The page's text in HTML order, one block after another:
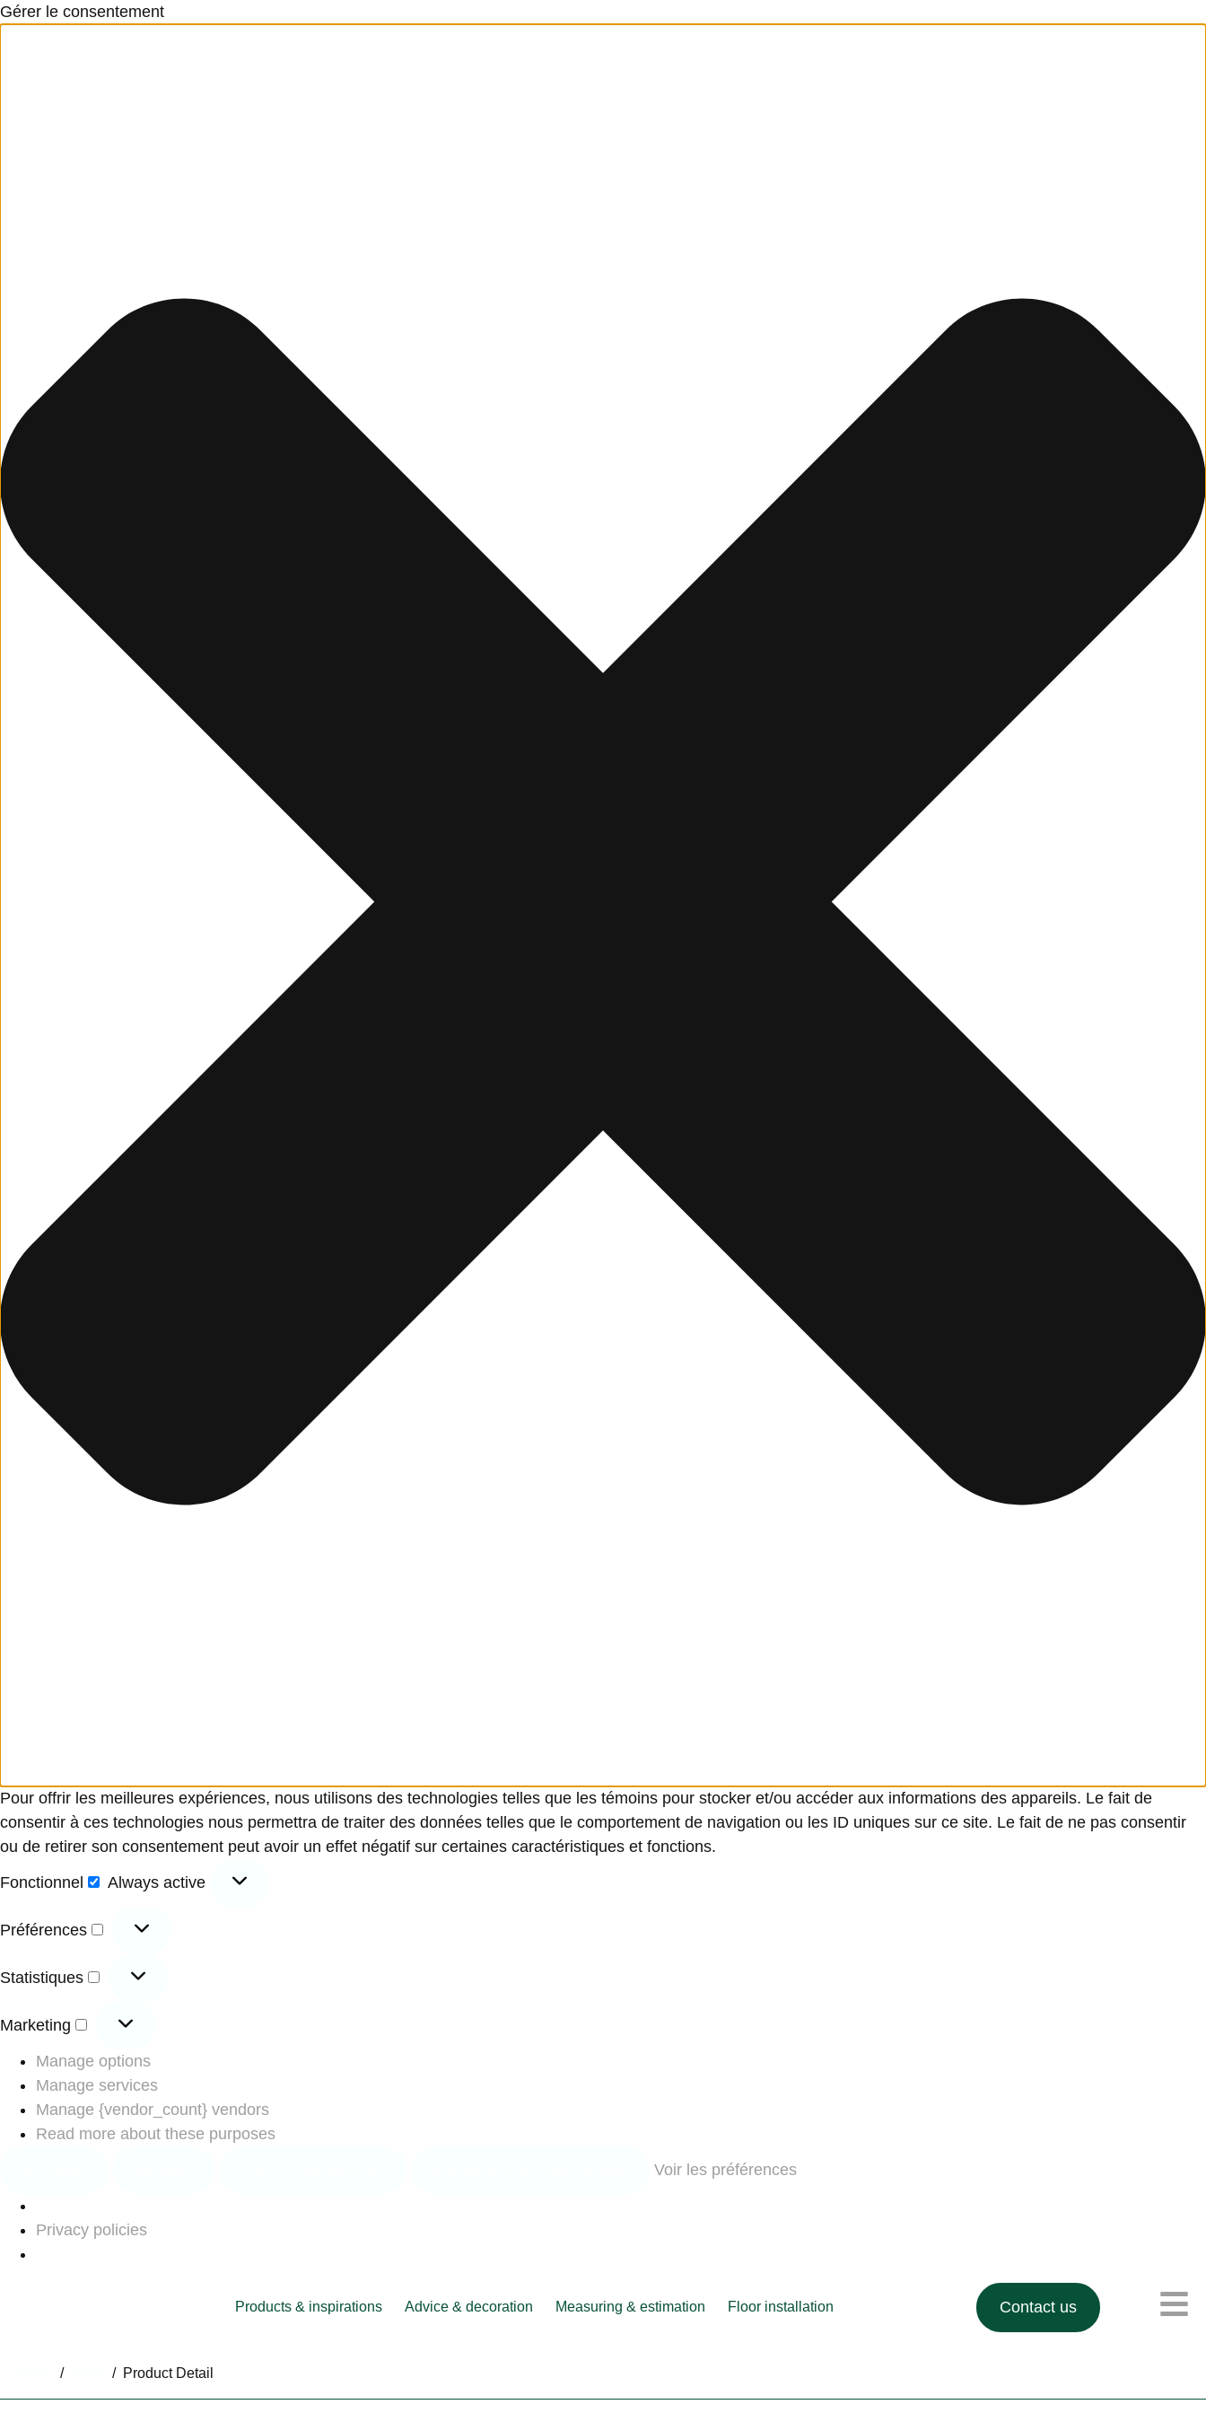
Gérer le consentement
Pour offrir les meilleures expériences, nous utilisons des technologies telles que les témoins pour stocker et/ou accéder aux informations des appareils. Le fait de
consentir à ces technologies nous permettra de traiter des données telles que le comportement de navigation ou les ID uniques sur ce site. Le fait de ne pas consentir
ou de retirer son consentement peut avoir un effet négatif sur certaines caractéristiques et fonctions.
Fonctionnel
Always active
Préférences
Statistiques
Marketing
Manage options
Manage services
Manage {vendor_count} vendors
Read more about these purposes
Voir les préférences
Privacy policies
Products & inspirations Advice & decoration Measuring & estimation Floor installation Contact us
/ / Product Detail